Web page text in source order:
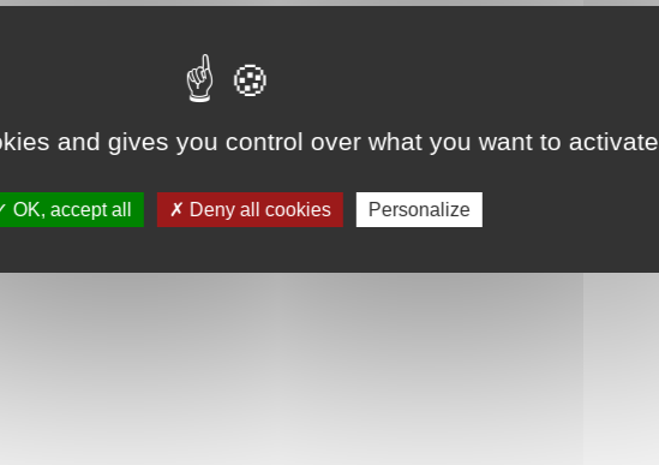
and gives you control over what you want to activate
OK, accept all Deny all cookies Personalize